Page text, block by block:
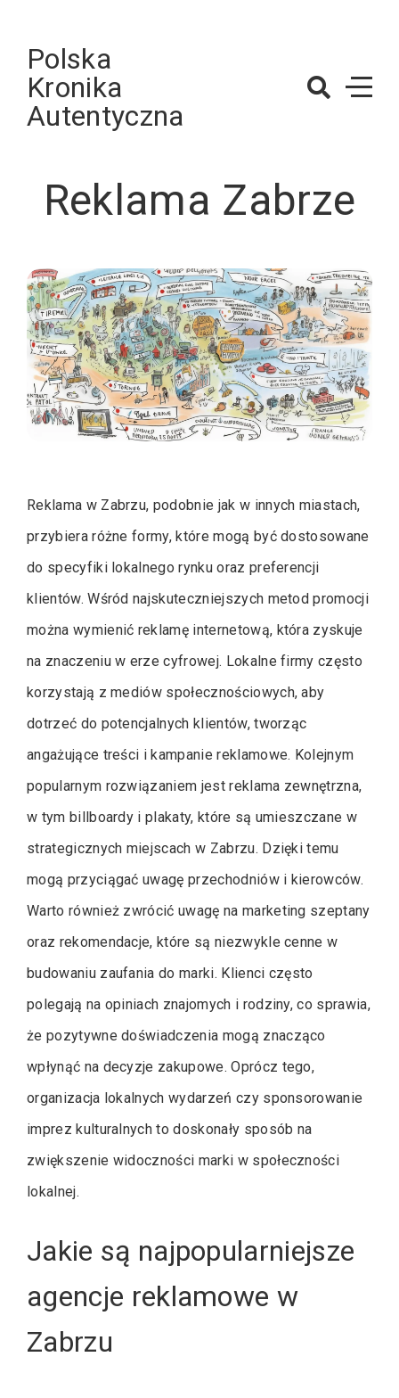
contentPolska
Kronika
Autentyczna
Reklama Zabrze
Reklama w Zabrzu, podobnie jak w innych miastach,
przybiera różne formy, które mogą być dostosowane
do specyfiki lokalnego rynku oraz preferencji
klientów. Wśród najskuteczniejszych metod promocji
można wymienić reklamę internetową, która zyskuje
na znaczeniu w erze cyfrowej. Lokalne firmy często
korzystają z mediów społecznościowych, aby
dotrzeć do potencjalnych klientów, tworząc
angażujące treści i kampanie reklamowe. Kolejnym
popularnym rozwiązaniem jest reklama zewnętrzna,
w tym billboardy i plakaty, które są umieszczane w
strategicznych miejscach w Zabrzu. Dzięki temu
mogą przyciągać uwagę przechodniów i kierowców.
Warto również zwrócić uwagę na marketing szeptany
oraz rekomendacje, które są niezwykle cenne w
budowaniu zaufania do marki. Klienci często
polegają na opiniach znajomych i rodziny, co sprawia,
że pozytywne doświadczenia mogą znacząco
wpłynąć na decyzje zakupowe. Oprócz tego,
organizacja lokalnych wydarzeń czy sponsorowanie
imprez kulturalnych to doskonały sposób na
zwiększenie widoczności marki w społeczności
lokalnej.
Jakie są najpopularniejsze
agencje reklamowe w
Zabrzu